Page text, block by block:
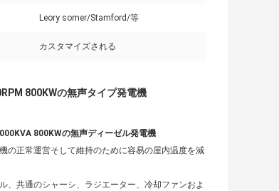
Leory somer/Stamford/等
カスタマイズされる
800KWの無声タイプ発電機
800KWの無声ディーゼル発電機
の正常運営そして維持のために容易の屋内温度を減
、共通のシャーシ、ラジエーター、冷却ファンおよ